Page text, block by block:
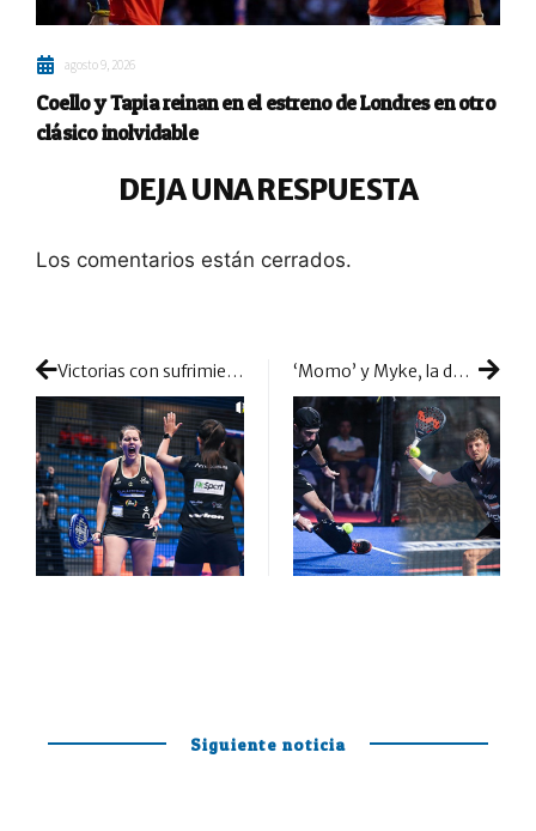
agosto 9, 2026
Coello y Tapia reinan en el estreno de Londres en otro
clásico inolvidable
DEJA UNA RESPUESTA
Los comentarios están cerrados.
Victorias con sufrimiento y retirada por lesión: hubo que agarrarse mucho a la pista para llegar hasta las cabezas de serie ‘Momo’ y Myke, la doble M que promete un gran espectáculo en cada partido
Siguiente noticia